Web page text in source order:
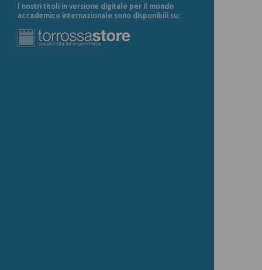
I nostri titoli in versione digitale per il mondo
accademico internazionale sono disponibili su: